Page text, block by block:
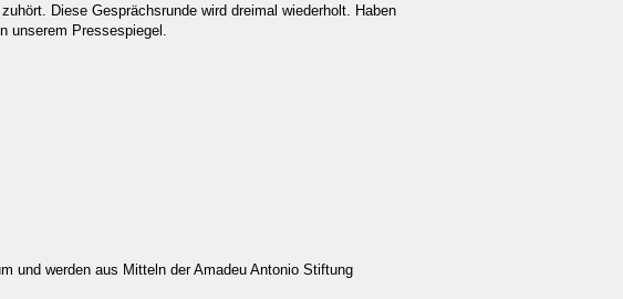
Diese Gesprächsrunde wird dreimal wiederholt. Haben
unserem Pressespiegel.
und werden aus Mitteln der Amadeu Antonio Stiftung